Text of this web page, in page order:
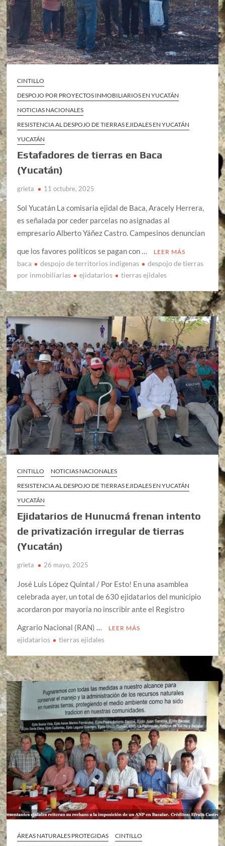
CINTILLO
DESPOJO POR PROYECTOS INMOBILIARIOS EN YUCATÁN
NOTICIAS NACIONALES
RESISTENCIA AL DESPOJO DE TIERRAS EJIDALES EN YUCATÁN
YUCATÁN
Estafadores de tierras en Baca
(Yucatán)
grieta 11 octubre, 2025
Sol Yucatán La comisaria ejidal de Baca, Aracely Herrera,
es señalada por ceder parcelas no asignadas al
empresario Alberto Yáñez Castro. Campesinos denuncian
que los favores políticos se pagan con …
LEER MÁS
baca despojo de territorios indigenas
despojo de tierras
por inmobiliarias
ejidatarios tierras ejidales
CINTILLO
NOTICIAS NACIONALES
RESISTENCIA AL DESPOJO DE TIERRAS EJIDALES EN YUCATÁN
YUCATÁN
Ejidatarios de Hunucmá frenan intento
de privatización irregular de tierras
(Yucatán)
grieta 26 mayo, 2025
José Luis López Quintal / Por Esto! En una asamblea
celebrada ayer, un total de 630 ejidatarios del municipio
acordaron por mayoría no inscribir ante el Registro
Agrario Nacional (RAN) …
LEER MÁS
ejidatarios tierras ejidales
ÁREAS NATURALES PROTEGIDAS
CINTILLO